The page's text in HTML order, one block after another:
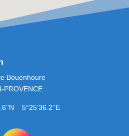
Bouenhoure
PROVENCE
5°25’36.2’’E